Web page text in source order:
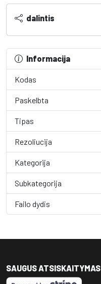
dalintis
Informacija
Kodas
Paskelbta
Tipas
Rezoliucija
Kategorija
Subkategorija
Failo dydis
SAUGUS ATSISKAITYMAS